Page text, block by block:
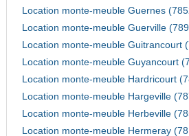
Location monte-meuble Guernes
Location monte-meuble Guerville
Location monte-meuble Guitrancourt
Location monte-meuble Guyancourt
Location monte-meuble Hardricourt
Location monte-meuble Hargeville
Location monte-meuble Herbeville
Location monte-meuble Hermeray